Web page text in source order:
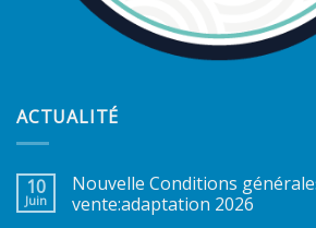
ACTUALITÉ
10
Juin
Nouvelle Conditions
vente:adaptation 2026